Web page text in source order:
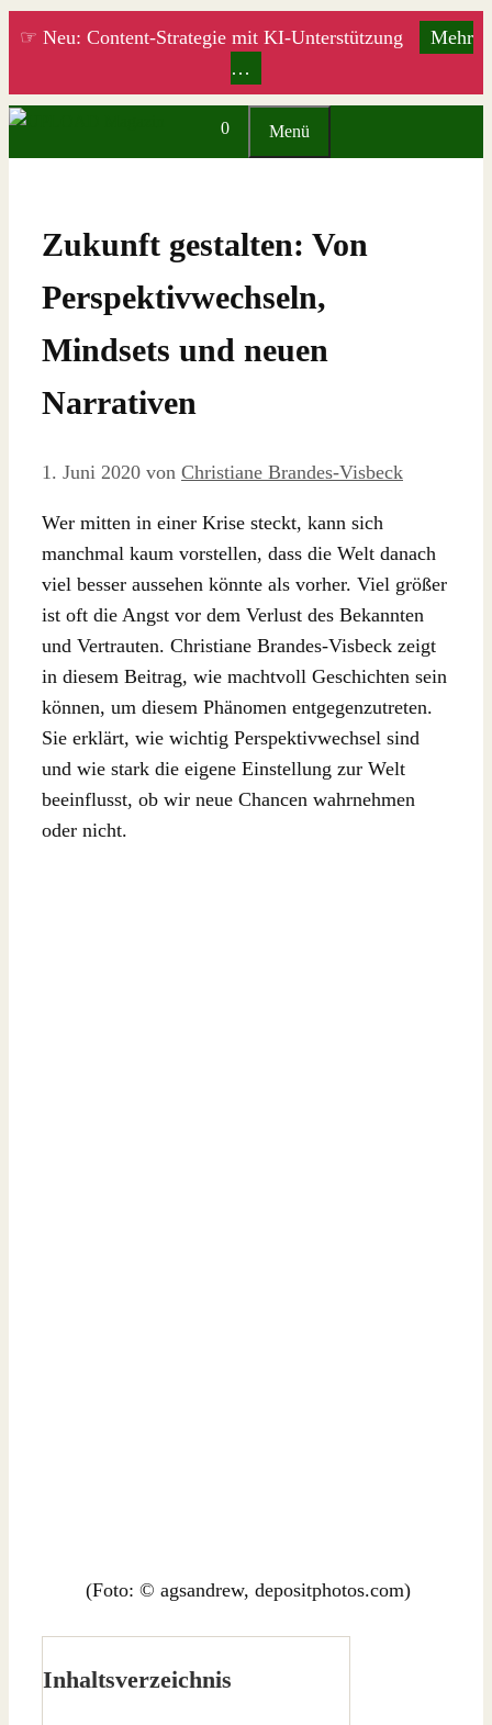
Zum
☞ Neu: Content-Strategie mit KI-Unterstützung
Mehr
…
0 Menü
Zukunft gestalten: Von
Perspektivwechseln,
Mindsets und neuen
Narrativen
1. Juni 2020 von Christiane Brandes-Visbeck
Wer mitten in einer Krise steckt, kann sich
manchmal kaum vorstellen, dass die Welt danach
viel besser aussehen könnte als vorher. Viel größer
ist oft die Angst vor dem Verlust des Bekannten
und Vertrauten. Christiane Brandes-Visbeck zeigt
in diesem Beitrag, wie machtvoll Geschichten sein
können, um diesem Phänomen entgegenzutreten.
Sie erklärt, wie wichtig Perspektivwechsel sind
und wie stark die eigene Einstellung zur Welt
beeinflusst, ob wir neue Chancen wahrnehmen
oder nicht.
(Foto: © agsandrew, depositphotos.com)
Inhaltsverzeichnis